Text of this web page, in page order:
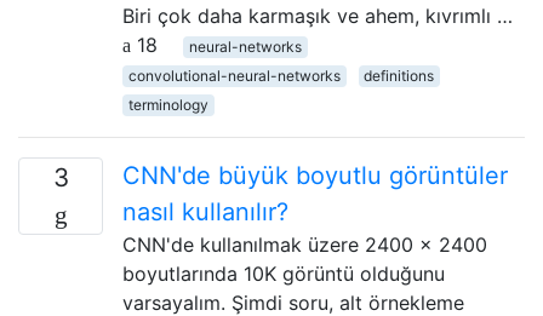
Biri çok daha karmaşık ve ahem, kıvrımlı …
18
neural-networks
convolutional-neural-networks
definitions
terminology
3
CNN'de büyük boyutlu görüntüler
nasıl kullanılır?
CNN'de kullanılmak üzere 2400 x 2400
boyutlarında 10K görüntü olduğunu
varsayalım. Şimdi soru, alt örnekleme